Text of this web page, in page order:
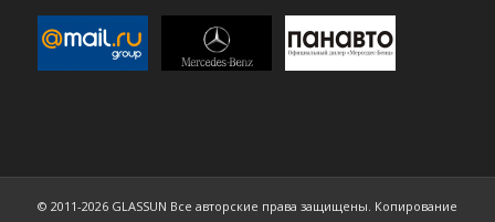
© 2011-2026 GLASSUN Все авторские права защищены. Копирование